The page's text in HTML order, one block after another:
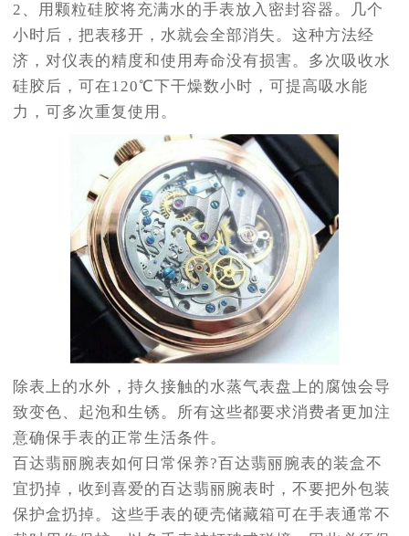
2、用颗粒硅胶将充满水的手表放入密封容器。几个
小时后，把表移开，水就会全部消失。这种方法经
济，对仪表的精度和使用寿命没有损害。多次吸收水
硅胶后，可在120℃下干燥数小时，可提高吸水能
力，可多次重复使用。
除表上的水外，持久接触的水蒸气表盘上的腐蚀会导
致变色、起泡和生锈。所有这些都要求消费者更加注
意确保手表的正常生活条件。
百达翡丽腕表如何日常保养?百达翡丽腕表的装盒不
宜扔掉，收到喜爱的百达翡丽腕表时，不要把外包装
保护盒扔掉。这些手表的硬壳储藏箱可在手表通常不